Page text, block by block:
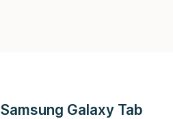
Galaxy Tab